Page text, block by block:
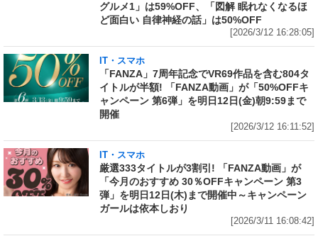
グルメ1」は59%OFF、「図解 眠れなくなるほ
ど面白い 自律神経の話」は50%OFF
[2026/3/12 16:28:05]
IT・スマホ
「FANZA」7周年記念でVR69作品を含む804タ
イトルが半額! 「FANZA動画」が「50%OFFキ
ャンペーン 第6弾」を明日12日(金)朝9:59まで
開催
[2026/3/12 16:11:52]
IT・スマホ
厳選333タイトルが3割引! 「FANZA動画」が
「今月のおすすめ 30％OFFキャンペーン 第3
弾」を明日12日(木)まで開催中～キャンペーン
ガールは依本しおり
[2026/3/11 16:08:42]